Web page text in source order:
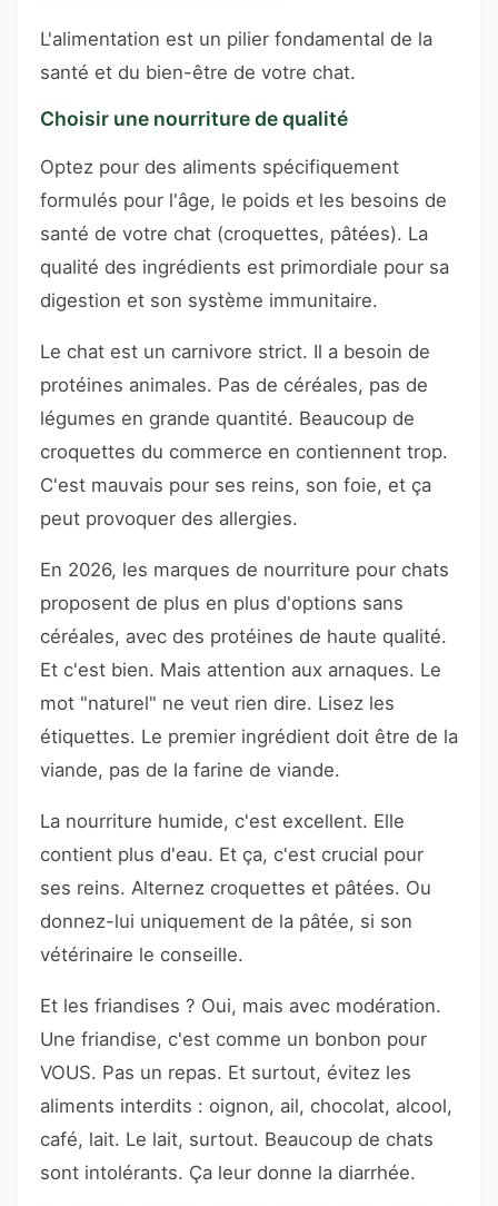
L'alimentation est un pilier fondamental de la
santé et du bien-être de votre chat.
Choisir une nourriture de qualité
Optez pour des aliments spécifiquement
formulés pour l'âge, le poids et les besoins de
santé de votre chat (croquettes, pâtées). La
qualité des ingrédients est primordiale pour sa
digestion et son système immunitaire.
Le chat est un carnivore strict. Il a besoin de
protéines animales. Pas de céréales, pas de
légumes en grande quantité. Beaucoup de
croquettes du commerce en contiennent trop.
C'est mauvais pour ses reins, son foie, et ça
peut provoquer des allergies.
En 2026, les marques de nourriture pour chats
proposent de plus en plus d'options sans
céréales, avec des protéines de haute qualité.
Et c'est bien. Mais attention aux arnaques. Le
mot "naturel" ne veut rien dire. Lisez les
étiquettes. Le premier ingrédient doit être de la
viande, pas de la farine de viande.
La nourriture humide, c'est excellent. Elle
contient plus d'eau. Et ça, c'est crucial pour
ses reins. Alternez croquettes et pâtées. Ou
donnez-lui uniquement de la pâtée, si son
vétérinaire le conseille.
Et les friandises ? Oui, mais avec modération.
Une friandise, c'est comme un bonbon pour
VOUS. Pas un repas. Et surtout, évitez les
aliments interdits : oignon, ail, chocolat, alcool,
café, lait. Le lait, surtout. Beaucoup de chats
sont intolérants. Ça leur donne la diarrhée.